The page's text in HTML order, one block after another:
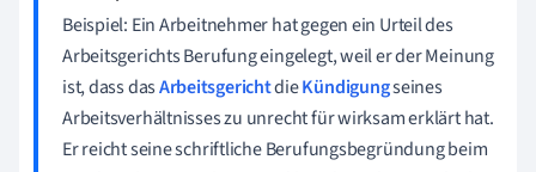
Beispiel: Ein Arbeitnehmer hat gegen ein Urteil des
Arbeitsgerichts Berufung eingelegt, weil er der Meinung
ist, dass dasArbeitsgerichtdieKündigungseines
Arbeitsverhältnisses zu unrecht für wirksam erklärt hat.
Er reicht seine schriftliche Berufungsbegründung beim